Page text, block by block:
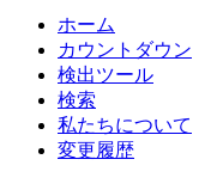
ホーム
カウントダウン
検出ツール
検索
私たちについて
変更履歴